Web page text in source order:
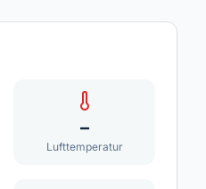
–
Lufttemperatur